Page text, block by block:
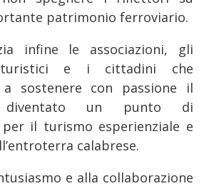
patrimonio ferroviario.
infine le associazioni, gli
turistici e i cittadini che
a sostenere con passione il
diventato un punto di
il turismo esperienziale e
calabrese.
e alla collaborazione